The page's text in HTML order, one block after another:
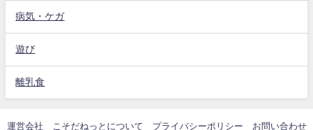
病気・ケガ
遊び
離乳食
運営会社 こそだねっとについて プライバシーポリシー お問い合わせ